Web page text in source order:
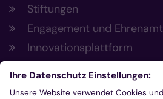
Stiftungen
Engagement und Ehrenamt
Innovationsplattform
Aus der Plattform